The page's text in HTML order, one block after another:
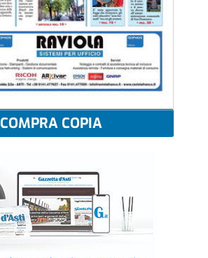
COMPRA COPIA